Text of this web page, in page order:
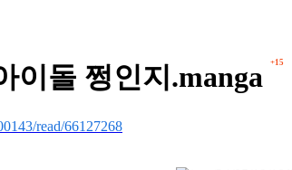
이돌 쩡인지.manga +15
read/66127268